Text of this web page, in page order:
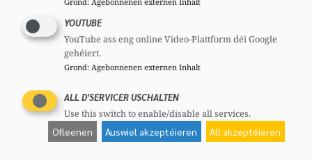
YOUTUBE
YouTube ass eng online Video-Plattform déi Google
gehéiert.
Grond: Agebonnenen externen Inhalt
ALL D'SERVICER USCHALTEN
Use this switch to enable/disable all services.
Ofleenen Auswiel akzeptéieren All akzeptéieren